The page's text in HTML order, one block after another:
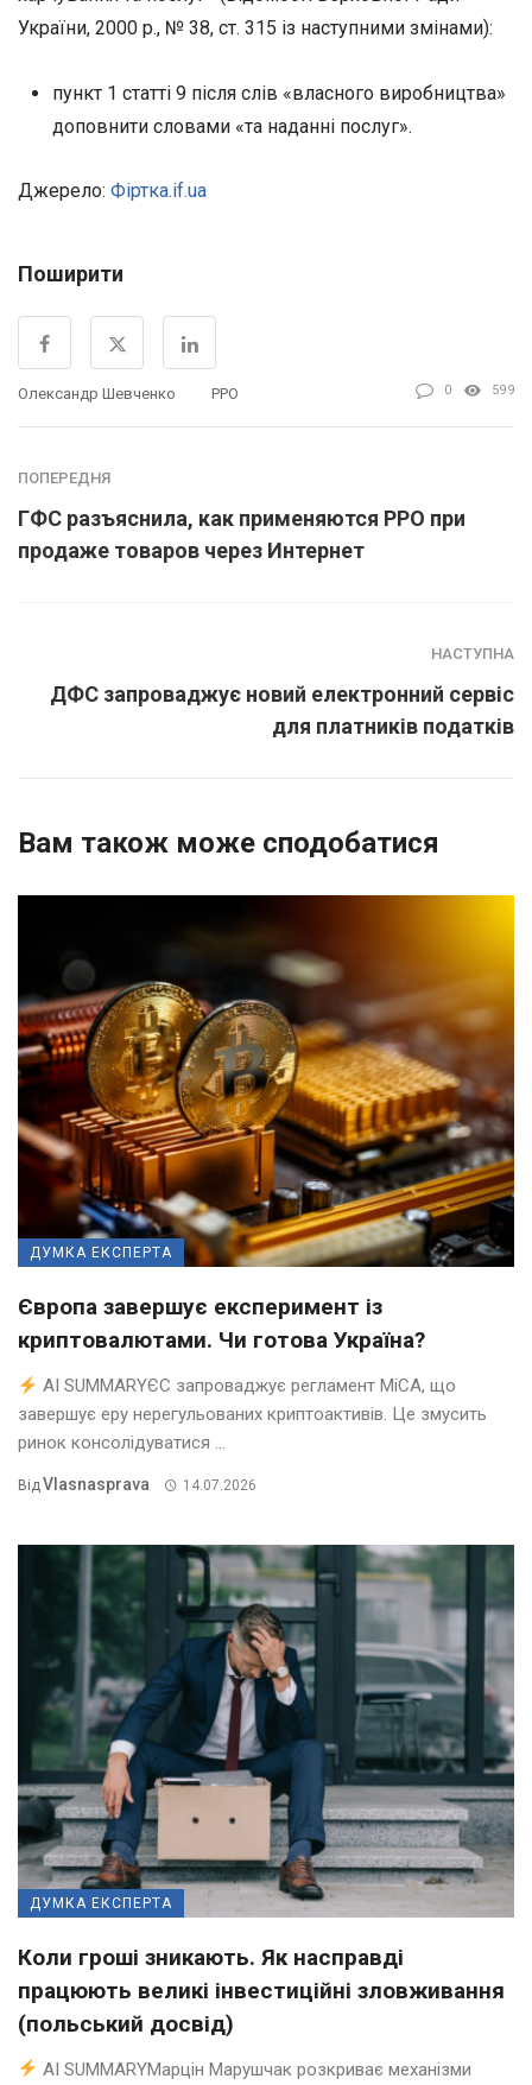
України, 2000 р., № 38, ст. 315 із наступними змінами):
пункт 1 статті 9 після слів «власного виробництва»
доповнити словами «та наданні послуг».
Джерело: Фіртка.if.ua
Поширити
Олександр Шевченко РРО 0 599
ПОПЕРЕДНЯ
ГФС разъяснила, как применяются РРО при
продаже товаров через Интернет
НАСТУПНА
ДФС запроваджує новий електронний сервіс
для платників податків
Вам також може сподобатися
ДУМКА ЕКСПЕРТА
Європа завершує експеримент із
криптовалютами. Чи готова Україна?
AI SUMMARYЄС запроваджує регламент MiCA, що
завершує еру нерегульованих криптоактивів. Це змусить
ринок консолідуватися ...
ВідVlasnasprava 14.07.2026
ДУМКА ЕКСПЕРТА
Коли гроші зникають. Як насправді
працюють великі інвестиційні зловживання
(польський досвід)
AI SUMMARYМарцін Марушчак розкриває механізми